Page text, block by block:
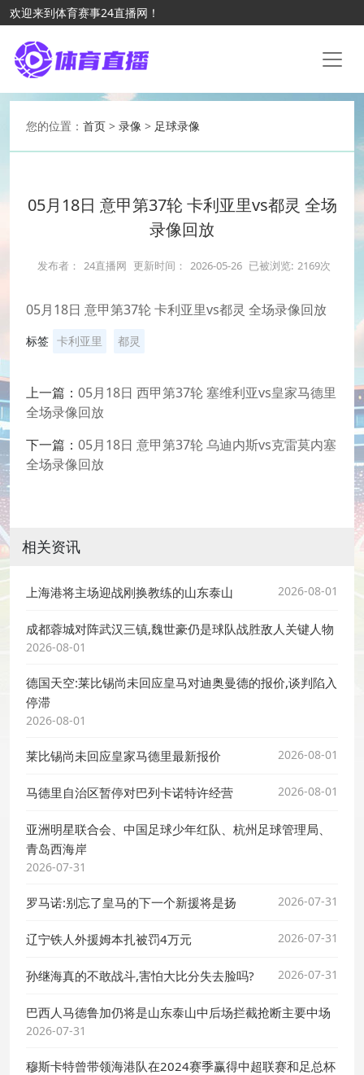
欢迎来到体育赛事24直播网！
您的位置： 首页 > 录像 > 足球录像
05月18日 意甲第37轮 卡利亚里vs都灵 全场
录像回放
发布者： 24直播网 更新时间： 2026-05-26 已被浏览: 2169次
05月18日 意甲第37轮 卡利亚里vs都灵 全场录像回放
标签 卡利亚里 都灵
上一篇： 05月18日 西甲第37轮 塞维利亚vs皇家马德里
全场录像回放
下一篇： 05月18日 意甲第37轮 乌迪内斯vs克雷莫内塞
全场录像回放
相关资讯
上海港将主场迎战刚换教练的山东泰山 2026-08-01
成都蓉城对阵武汉三镇,魏世豪仍是球队战胜敌人关键人物
2026-08-01
德国天空:莱比锡尚未回应皇马对迪奥曼德的报价,谈判陷入
停滞
2026-08-01
莱比锡尚未回应皇家马德里最新报价 2026-08-01
马德里自治区暂停对巴列卡诺特许经营 2026-08-01
亚洲明星联合会、中国足球少年红队、杭州足球管理局、
青岛西海岸
2026-07-31
罗马诺:别忘了皇马的下一个新援将是扬 2026-07-31
辽宁铁人外援姆本扎被罚4万元 2026-07-31
孙继海真的不敢战斗,害怕大比分失去脸吗? 2026-07-31
巴西人马德鲁加仍将是山东泰山中后场拦截抢断主要中场
2026-07-31
穆斯卡特曾带领海港队在2024赛季赢得中超联赛和足总杯